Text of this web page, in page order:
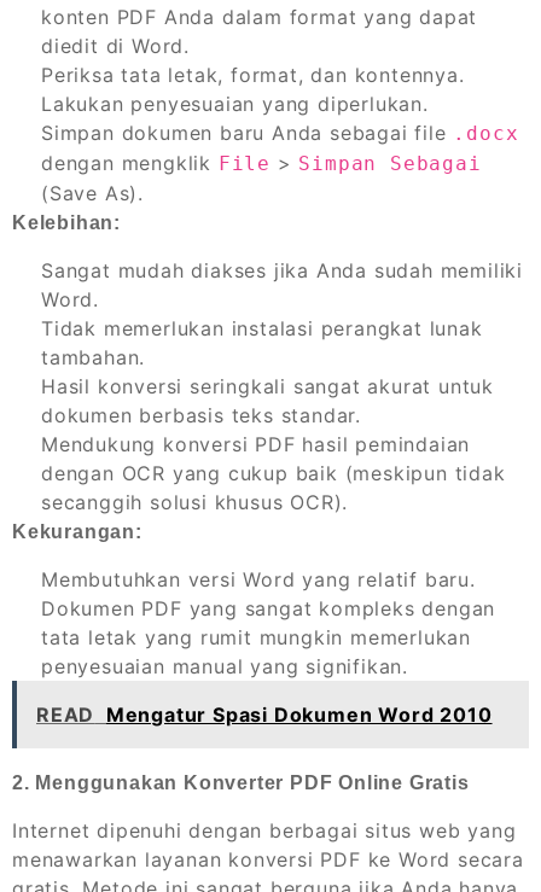
konten PDF Anda dalam format yang dapat
diedit di Word.
Periksa tata letak, format, dan kontennya.
Lakukan penyesuaian yang diperlukan.
Simpan dokumen baru Anda sebagai file .docx
dengan mengklik File > Simpan Sebagai
(Save As).
Kelebihan:
Sangat mudah diakses jika Anda sudah memiliki
Word.
Tidak memerlukan instalasi perangkat lunak
tambahan.
Hasil konversi seringkali sangat akurat untuk
dokumen berbasis teks standar.
Mendukung konversi PDF hasil pemindaian
dengan OCR yang cukup baik (meskipun tidak
secanggih solusi khusus OCR).
Kekurangan:
Membutuhkan versi Word yang relatif baru.
Dokumen PDF yang sangat kompleks dengan
tata letak yang rumit mungkin memerlukan
penyesuaian manual yang signifikan.
READ
Mengatur Spasi Dokumen Word 2010
2. Menggunakan Konverter PDF Online Gratis
Internet dipenuhi dengan berbagai situs web yang
menawarkan layanan konversi PDF ke Word secara